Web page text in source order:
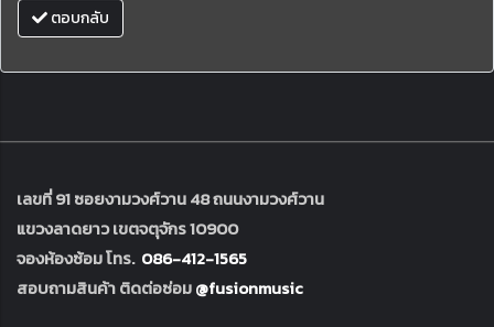
ตอบกลับ
เลขที่ 91 ซอยงามวงศ์วาน 48 ถนนงามวงศ์วาน
แขวงลาดยาว เขตจตุจักร 10900
จองห้องซ้อม โทร. 086-412-1565
สอบถามสินค้า ติดต่อซ่อม@fusionmusic